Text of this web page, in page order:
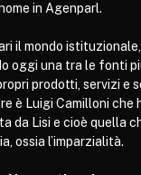
in Agenparl.
il mondo
oggi una tra le fonti
prodotti, servizi e
è Luigi Camilloni che
da Lisi e cioè quella
ossia l’imparzialità.